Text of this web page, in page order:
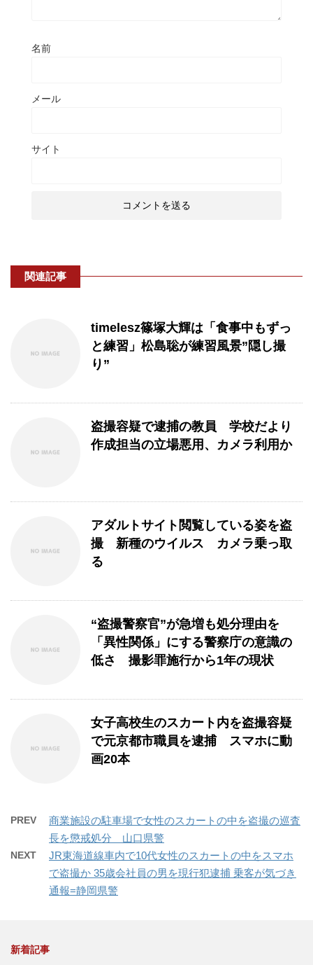
名前
メール
サイト
関連記事
timelesz篠塚大輝は「食事中もずっ
と練習」松島聡が練習風景”隠し撮
り”
盗撮容疑で逮捕の教員 学校だより
作成担当の立場悪用、カメラ利用か
アダルトサイト閲覧している姿を盗
撮 新種のウイルス カメラ乗っ取
る
“盗撮警察官”が急増も処分理由を
「異性関係」にする警察庁の意識の
低さ 撮影罪施行から1年の現状
女子高校生のスカート内を盗撮容疑
で元京都市職員を逮捕 スマホに動
画20本
PREV
商業施設の駐車場で女性のスカートの中を盗撮の巡査
長を懲戒処分 山口県警
NEXT
JR東海道線車内で10代女性のスカートの中をスマホ
で盗撮か 35歳会社員の男を現行犯逮捕 乗客が気づき
通報=静岡県警
新着記事